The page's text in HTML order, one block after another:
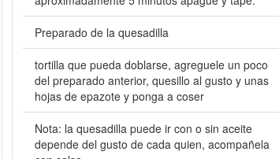
Preparado de la quesadilla
tortilla que pueda doblarse, agreguele un poco
del preparado anterior, quesillo al gusto y unas
hojas de epazote y ponga a coser
Nota: la quesadilla puede ir con o sin aceite
depende del gusto de cada quien, acompañela